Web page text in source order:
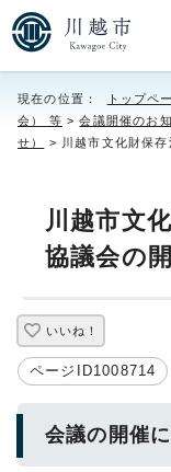
現在の位置： トップペ
会） 等 >会議開催のお
せ）
> 川越市文化財保
川越市文
協議会の
いいね！
ページID1008714
会議の開催